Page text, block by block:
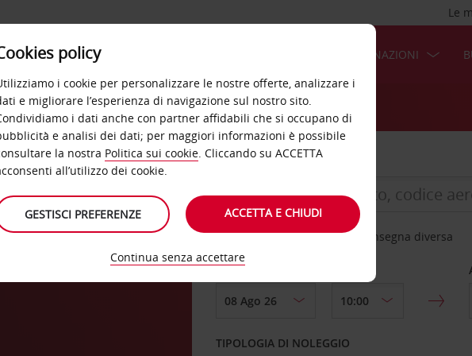
Le
OFFERTE DESTINAZIONI
Scegli una località di riconsegna diversa
DAL GIORNO
TIPOLOGIA DI NOLEGGIO
policy
i cookie per personalizzare le nostre offerte, analizzare i
e migliorare l’esperienza di navigazione sul nostro sito.
i dati anche con partner affidabili che si occupano di
e analisi dei dati; per maggiori informazioni è possibile
la nostra Politica sui cookie. Cliccando su ACCETTA
all’utilizzo dei cookie.
GESTISCI PREFERENZE ACCETTA E CHIUDI
Continua senza accettare